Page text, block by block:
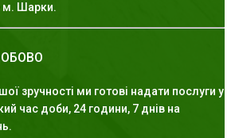
м. Шарки.
зручності ми готові надати послуги у
час доби, 24 години, 7 днів на